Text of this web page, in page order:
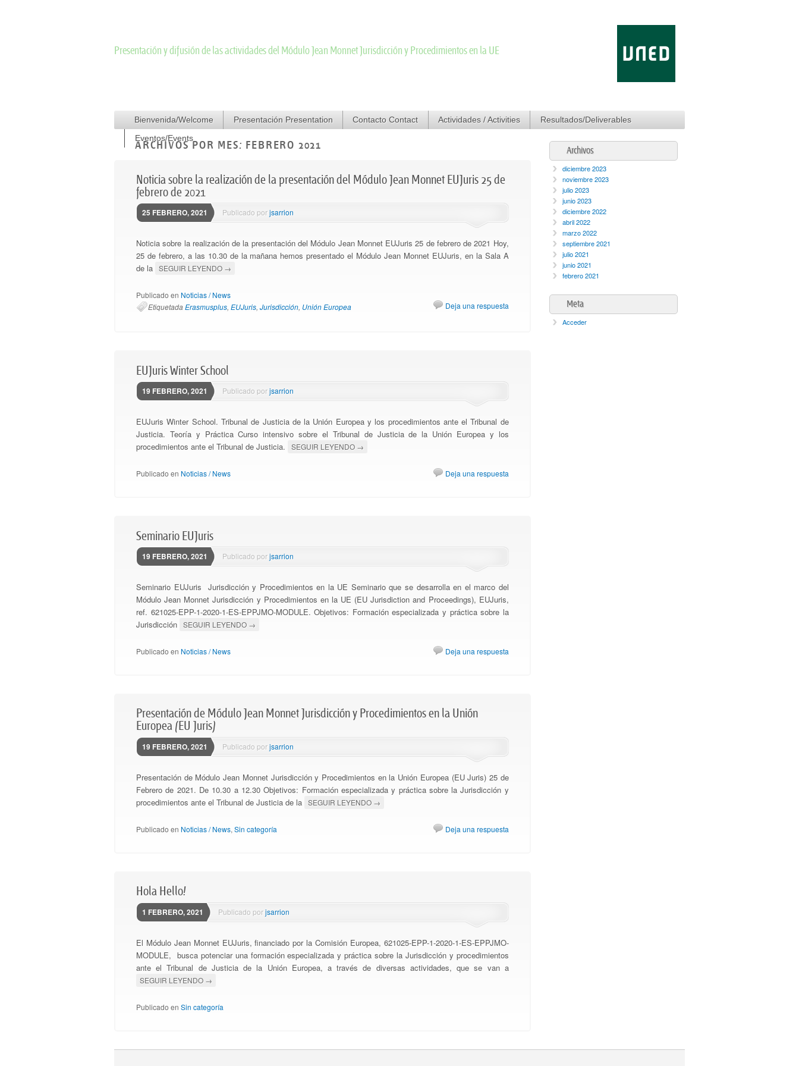
Presentación y difusión de las actividades del Módulo Jean Monnet Jurisdicción y Procedimientos en la UE
Menú principal
Saltar al contenido principal
Saltar al contenido secundario
Bienvenida/Welcome Presentación Presentation Contacto Contact Actividades / Activities Resultados/Deliverables
ARCHIVOS POR MES: FEBRERO 2021
Noticia sobre la realización de la presentación del Módulo Jean Monnet EUJuris 25 de
febrero de 2021
25 FEBRERO, 2021 Publicado porjsarrion
Noticia sobre la realización de la presentación del Módulo Jean Monnet EUJuris 25 de febrero de 2021 Hoy,
25 de febrero, a las 10.30 de la mañana hemos presentado el Módulo Jean Monnet EUJuris, en la Sala A
de la SEGUIR LEYENDO →
Publicado en Noticias / News
EtiquetadaErasmusplus,EUJuris,Jurisdicción, Unión Europea Deja una respuesta
EUJuris Winter School
19 FEBRERO, 2021 Publicado porjsarrion
EUJuris Winter School. Tribunal de Justicia de la Unión Europea y los procedimientos ante el Tribunal de
Justicia. Teoría y Práctica Curso intensivo sobre el Tribunal de Justicia de la Unión Europea y los
procedimientos ante el Tribunal de Justicia.
SEGUIR LEYENDO →
Publicado en Noticias / News Deja una respuesta
Seminario EUJuris
19 FEBRERO, 2021 Publicado porjsarrion
Seminario EUJuris Jurisdicción y Procedimientos en la UE Seminario que se desarrolla en el marco del
Módulo Jean Monnet Jurisdicción y Procedimientos en la UE (EU Jurisdiction and Proceedings), EUJuris,
ref. 621025-EPP-1-2020-1-ES-EPPJMO-MODULE. Objetivos: Formación especializada y práctica sobre la
Jurisdicción SEGUIR LEYENDO →
Publicado en Noticias / News Deja una respuesta
Presentación de Módulo Jean Monnet Jurisdicción y Procedimientos en la Unión
Europea (EU Juris)
19 FEBRERO, 2021 Publicado porjsarrion
Presentación de Módulo Jean Monnet Jurisdicción y Procedimientos en la Unión Europea (EU Juris) 25 de
Febrero de 2021. De 10.30 a 12.30 Objetivos: Formación especializada y práctica sobre la Jurisdicción y
procedimientos ante el Tribunal de Justicia de la SEGUIR LEYENDO →
Publicado en Noticias / News,Sin categoría Deja una respuesta
Hola Hello!
1 FEBRERO, 2021 Publicado porjsarrion
El Módulo Jean Monnet EUJuris, financiado por la Comisión Europea, 621025-EPP-1-2020-1-ES-EPPJMO-
MODULE, busca potenciar una formación especializada y práctica sobre la Jurisdicción y procedimientos
ante el Tribunal de Justicia de la Unión Europea, a través de diversas actividades, que se van a
SEGUIR LEYENDO →
Publicado en Sin categoría
Archivos
diciembre 2023
noviembre 2023
julio 2023
junio 2023
diciembre 2022
abril 2022
marzo 2022
septiembre 2021
julio 2021
junio 2021
febrero 2021
Meta
Acceder
Menú del pie de página
Política de Privacidad Aviso legal Política de cookies Presentación / Presentation Docencia/Teaching
Eventos/Events